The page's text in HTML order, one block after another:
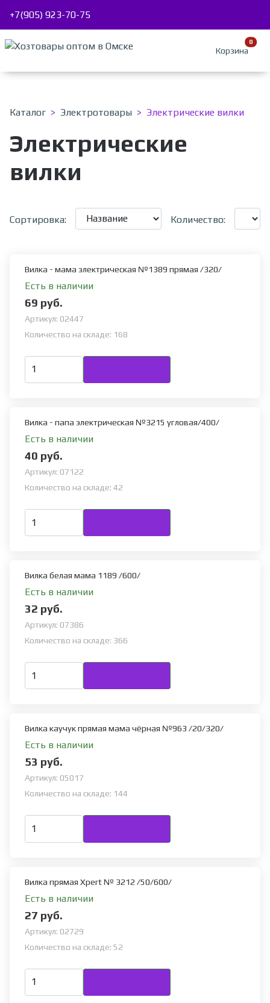
+7(905) 923-70-75
0В
Корзина
Каталог Электротовары Электрические вилки
Электрические
вилки
Сортировка: Количество:
Вилка - мама электрическая №1389 прямая /320/
Есть в наличии
69 руб.
Артикул: 02447
Количество на складе: 168
Вилка - папа электрическая №3215 угловая/400/
Есть в наличии
40 руб.
Артикул: 07122
Количество на складе: 42
Вилка белая мама 1189 /600/
Есть в наличии
32 руб.
Артикул: 07386
Количество на складе: 366
Вилка каучук прямая мама чёрная №963 /20/320/
Есть в наличии
53 руб.
Артикул: 05017
Количество на складе: 144
Вилка прямая Xpert № 3212 /50/600/
Есть в наличии
27 руб.
Артикул: 02729
Количество на складе: 52